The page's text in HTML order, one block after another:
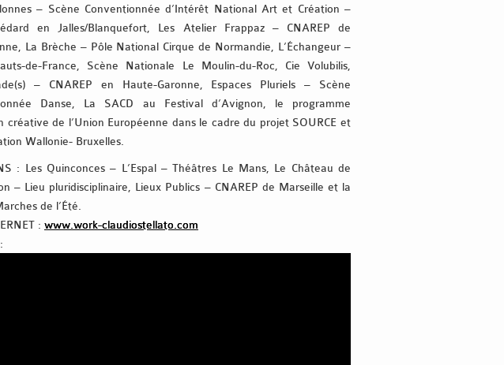
– Scène Conventionnée d’Intérêt National Art et Création –
en Jalles/Blanquefort, Les Atelier Frappaz – CNAREP de
La Brèche – Pôle National Cirque de Normandie, L’Échangeur –
de-France, Scène Nationale Le Moulin-du-Roc, Cie Volubilis,
– CNAREP en Haute-Garonne, Espaces Pluriels – Scène
Danse, La SACD au Festival d’Avignon, le programme
créative de l’Union Européenne dans le cadre du projet SOURCE et
Wallonie- Bruxelles.
: Les Quinconces – L’Espal – Théâtres Le Mans, Le Château de
– Lieu pluridisciplinaire, Lieux Publics – CNAREP de Marseille et la
de l’Été.
: www.work-claudiostellato.com